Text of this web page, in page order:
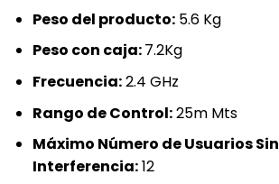
Peso del producto:5.6 Kg
Peso con caja:7.2Kg
Frecuencia:2.4 GHz
Rango de Control:25m Mts
Máximo Número de Usuarios Sin
Interferencia:12